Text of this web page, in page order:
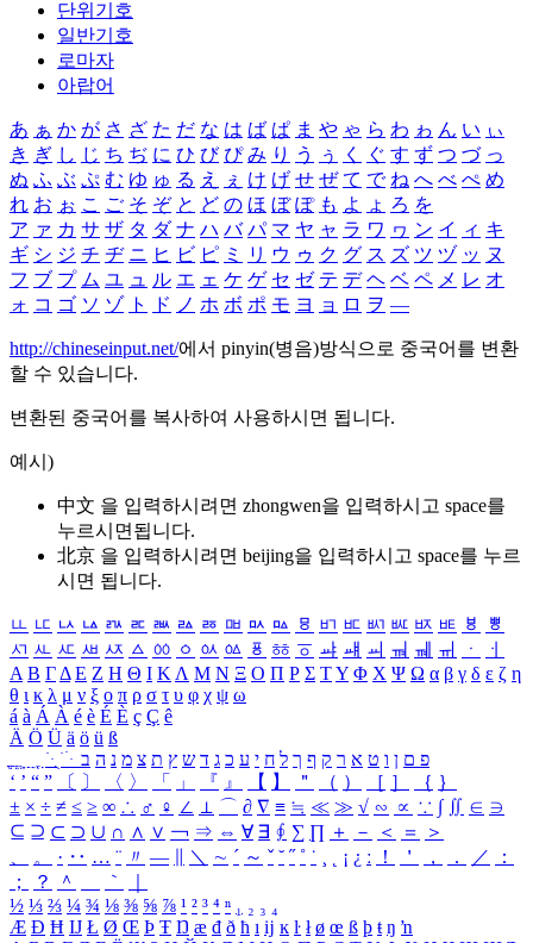
단위기호
일반기호
로마자
아랍어
あ ぁ か が さ ざ た だ な は ば ぱ ま や ゃ ら わ ゎ ん い ぃ
き ぎ し じ ち ぢ に ひ び ぴ み り う ぅ く ぐ す ず つ づ っ
ぬ ふ ぶ ぷ む ゆ ゅ る え ぇ け げ せ ぜ て で ね へ べ ぺ め
れ お ぉ こ ご そ ぞ と ど の ほ ぼ ぽ も よ ょ ろ を
ア ァ カ サ ザ タ ダ ナ ハ バ パ マ ヤ ャ ラ ワ ヮ ン イ ィ キ
ギ シ ジ チ ヂ ニ ヒ ビ ピ ミ リ ウ ゥ ク グ ス ズ ツ ヅ ッ ヌ
フ ブ プ ム ユ ュ ル エ ェ ケ ゲ セ ゼ テ デ ヘ ベ ペ メ レ オ
ォ コ ゴ ソ ゾ ト ド ノ ホ ボ ポ モ ヨ ョ ロ ヲ ―
http://chineseinput.net/에서 pinyin(병음)방식으로 중국어를 변환
할 수 있습니다.
변환된 중국어를 복사하여 사용하시면 됩니다.
예시)
中文 을 입력하시려면 zhongwen을 입력하시고 space를
누르시면됩니다.
北京 을 입력하시려면 beijing을 입력하시고 space를 누르
시면 됩니다.
ㅥ ㅦ ㅧ ㅨ ㅩ ㅪ ㅫ ㅬ ㅭ ㅮ ㅯ ㅰ ㅱ ㅲ ㅳ ㅴ ㅵ ㅶ ㅷ ㅸ
ㅹ
ㅺ ㅻ ㅼ ㅽ ㅾ ㅿ ㆀ ㆁ ㆂ ㆃ ㆄ ㆅ ㆆ ㆇ ㆈ ㆉ ㆊ ㆋ ㆌ ㆍ
ㆎ
Α Β ΓΔ Ε Ζ Η Θ Ι ΚΛ Μ Ν Ξ Ο Π Ρ Σ ΤΥ Φ Χ Ψ Ω α β γ δ ε ζ η
θ ι κ λ μ ν ξ ο π ρ σ τ υ φ χ ψ ω
á à Á À é è É È ç Ç ê
Ä Ö Ü ä ö ü ß
ִֶֹ ֻּ ׁׂ פ ם ן ו ט א ר ק ף ך ל ח י ע כ ג ד ש ץ ת צ מ נ ה ב
‘ ’ “ ” 〔 〕 〈 〉 「 」 『 』 【 】 ＂ （ ） ［ ］ ｛ ｝
± × ÷ ≠ ≤ ≥ ∞ ∴ ♂ ♀ ∠ ⊥ ⌒ ∂ ∇ ≡ ≒ ≪ ≫ √ ∽ ∝ ∵ ∫ ∬ ∈ ∋
⊆ ⊇ ⊂ ⊃ ∪ ∩ ∧ ∨ ￢ ⇒ ⇔ ∀ ∃ ∮ ∑ ∏ ＋ － ＜ ＝
＞
、
。 · ‥ … ¨ 〃 ― ＼ ∼ ´ ～ ˇ ˘ ˝ ˚ ˙ ¸ ¡ ¿ ː ！ ＇ ， ． ／
：
；
？ ＾ ｀
½ ⅓ ⅔ ¼ ¾ ⅛ ⅜ ⅝ ⅞ ¹ ² ³ ⁴ ⁿ ₁ ₂ ₃ ₄
Æ Ð Ħ Ĳ Ł Ø Œ Þ Ŧ Ŋ æ đ ð ħ ı ĳ ĸ ŀ ł ø œ ß þ ŧ ŋ ŉ